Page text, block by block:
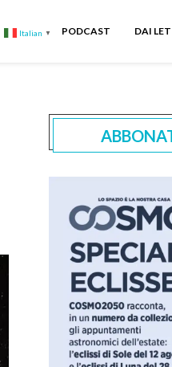
Italian ▼ PODCAST DAI